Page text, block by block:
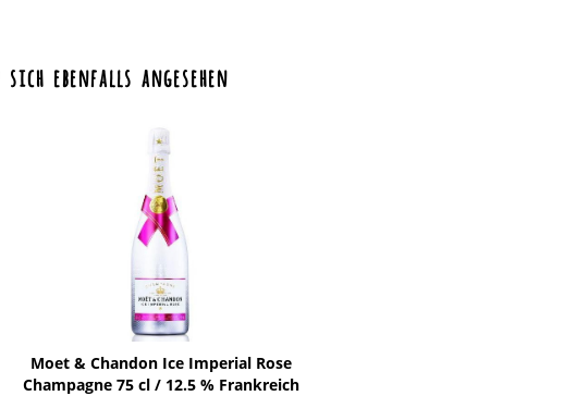
sich ebenfalls angesehen
Moet & Chandon Ice Imperial Rose
Champagne 75 cl / 12.5 % Frankreich